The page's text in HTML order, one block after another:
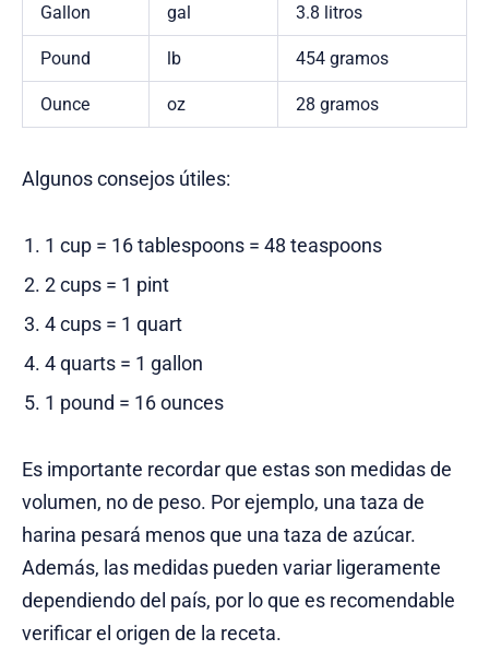
Gallon gal 3.8 litros
Pound lb 454 gramos
Ounce oz 28 gramos
Algunos consejos útiles:
1 cup = 16 tablespoons = 48 teaspoons
2 cups = 1 pint
4 cups = 1 quart
4 quarts = 1 gallon
1 pound = 16 ounces
Es importante recordar que estas son medidas de
volumen, no de peso. Por ejemplo, una taza de
harina pesará menos que una taza de azúcar.
Además, las medidas pueden variar ligeramente
dependiendo del país, por lo que es recomendable
verificar el origen de la receta.